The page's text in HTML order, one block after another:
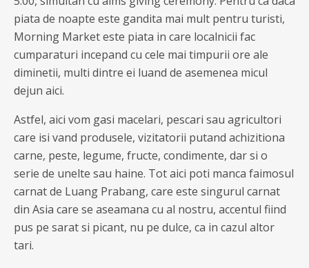
piata de noapte este gandita mai mult pentru turisti,
Morning Market este piata in care localnicii fac
cumparaturi incepand cu cele mai timpurii ore ale
diminetii, multi dintre ei luand de asemenea micul
dejun aici.
Astfel, aici vom gasi macelari, pescari sau agricultori
care isi vand produsele, vizitatorii putand achizitiona
carne, peste, legume, fructe, condimente, dar si o
serie de unelte sau haine. Tot aici poti manca faimosul
carnat de Luang Prabang, care este singurul carnat
din Asia care se aseamana cu al nostru, accentul fiind
pus pe sarat si picant, nu pe dulce, ca in cazul altor
tari.